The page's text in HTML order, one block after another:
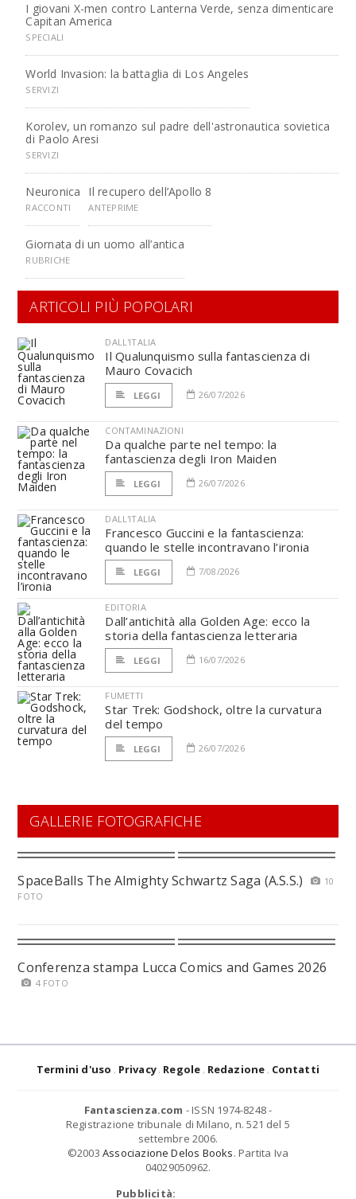
I giovani X-men contro Lanterna Verde, senza dimenticare
Capitan America
SPECIALI
World Invasion: la battaglia di Los Angeles
SERVIZI
Korolev, un romanzo sul padre dell'astronautica sovietica
di Paolo Aresi
SERVIZI
Neuronica
RACCONTI
Il recupero dell’Apollo 8
ANTEPRIME
Giornata di un uomo all’antica
RUBRICHE
ARTICOLI PIÙ POPOLARI
DALL'ITALIA
Il Qualunquismo sulla fantascienza di
Mauro Covacich
LEGGI 26/07/2026
CONTAMINAZIONI
Da qualche parte nel tempo: la
fantascienza degli Iron Maiden
LEGGI 26/07/2026
DALL'ITALIA
Francesco Guccini e la fantascienza:
quando le stelle incontravano l’ironia
LEGGI 7/08/2026
EDITORIA
Dall’antichità alla Golden Age: ecco la
storia della fantascienza letteraria
LEGGI 16/07/2026
FUMETTI
Star Trek: Godshock, oltre la curvatura
del tempo
LEGGI 26/07/2026
GALLERIE FOTOGRAFICHE
SpaceBalls The Almighty Schwartz Saga (A.S.S.)
10
FOTO
Conferenza stampa Lucca Comics and Games 2026
4 FOTO
Termini d'uso Privacy Regole Redazione Contatti
Fantascienza.com - ISSN 1974-8248 -
Registrazione tribunale di Milano, n. 521 del 5
settembre 2006.
©2003 Associazione Delos Books. Partita Iva
04029050962.
Pubblicità: